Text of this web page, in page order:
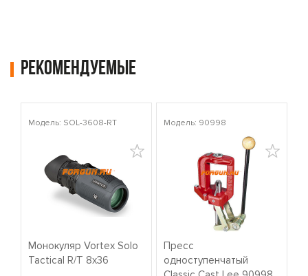
Рекомендуемые
Модель: SOL-3608-RT
Монокуляр Vortex Solo
Tactical R/T 8x36
Модель: 90998
Пресс
одноступенчатый